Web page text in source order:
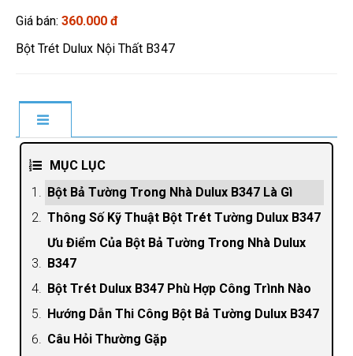
Giá bán: 360.000 đ
Bột Trét Dulux Nội Thất B347
MỤC LỤC
Bột Bả Tường Trong Nhà Dulux B347 Là Gì
Thông Số Kỹ Thuật Bột Trét Tường Dulux B347
Ưu Điểm Của Bột Bả Tường Trong Nhà Dulux
B347
Bột Trét Dulux B347 Phù Hợp Công Trình Nào
Hướng Dẫn Thi Công Bột Bả Tường Dulux B347
Câu Hỏi Thường Gặp